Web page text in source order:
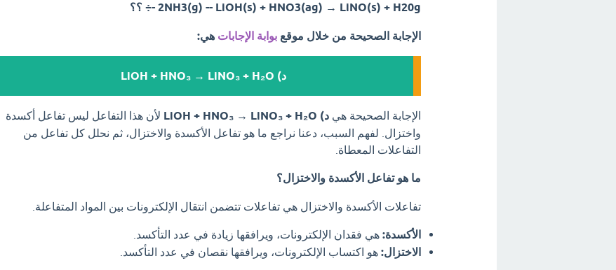
2NH3(g) -- LiOH(s) + HNO3(ag) → LiNO(s) + H20g -÷ ؟؟
الإجابة الصحيحة من خلال موقع بوابة الإجابات هي:
د) LiOH + HNO₃ → LiNO₃ + H₂O
الإجابة الصحيحة هي د) LiOH + HNO₃ → LiNO₃ + H₂O
لأن هذا التفاعل ليس تفاعل أكسدة
واختزال. لفهم السبب، دعنا نراجع ما هو تفاعل الأكسدة والاختزال، ثم نحلل كل تفاعل من
التفاعلات المعطاة.
ما هو تفاعل الأكسدة والاختزال؟
تفاعلات الأكسدة والاختزال هي تفاعلات تتضمن انتقال الإلكترونات بين المواد المتفاعلة.
الأكسدة: هي فقدان الإلكترونات، ويرافقها زيادة في عدد التأكسد.
الاختزال: هو اكتساب الإلكترونات، ويرافقها نقصان في عدد التأكسد.